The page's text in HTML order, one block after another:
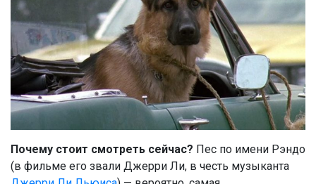
Почему стоит смотреть сейчас? Пес по имени Рэндо
(в фильме его звали Джерри Ли, в честь музыканта